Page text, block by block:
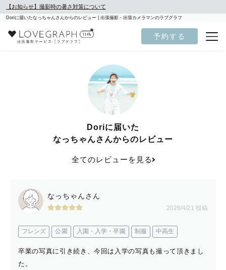
【お知らせ】撮影時の暑さ対策について
Doriに届いたなっちゃんさんからのレビュー | 出張撮影・出張カメラマンのラブグラフ
予約する
Doriに届いた
なっちゃんさんからのレビュー
全てのレビューを見る
なっちゃんさん
2026/4/21 投稿
フレンズ 公園 入園・入学・卒園 制服 中高生
卒業の写真に引き続き、今回は入学の写真も撮って頂きまし
た。